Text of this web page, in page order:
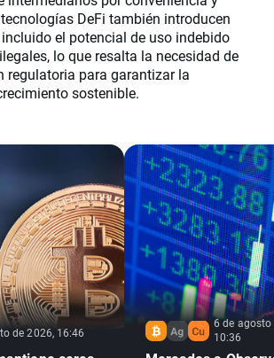
DeFi también introducen
el potencial de uso indebido
lo que resalta la necesidad de
regulatoria para garantizar la
sostenible.
de 2026, 16:46
6 de agosto
10:36